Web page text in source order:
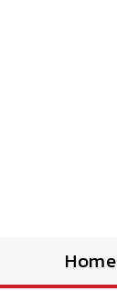
Home